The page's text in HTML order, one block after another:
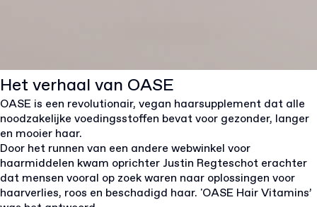
Het verhaal van OASE
OASE is een revolutionair, vegan haarsupplement dat alle
noodzakelijke voedingsstoffen bevat voor gezonder, langer
en mooier haar.
Door het runnen van een andere webwinkel voor
haarmiddelen kwam oprichter Justin Regteschot erachter
dat mensen vooral op zoek waren naar oplossingen voor
haarverlies, roos en beschadigd haar. 'OASE Hair Vitamins’